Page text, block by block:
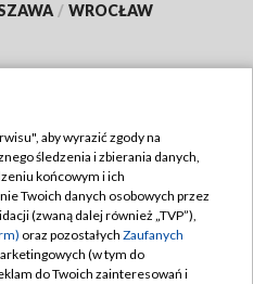
/ WROCŁAW
TVP
TVP
zgody
aby wyrazić zgody na
śledzenia i zbierania danych,
końcowym i ich
Twoich danych osobowych przez
(zwaną dalej również „TVP”),
oraz pozostałych Zaufanych
(w tym do
do Twoich zainteresowań i